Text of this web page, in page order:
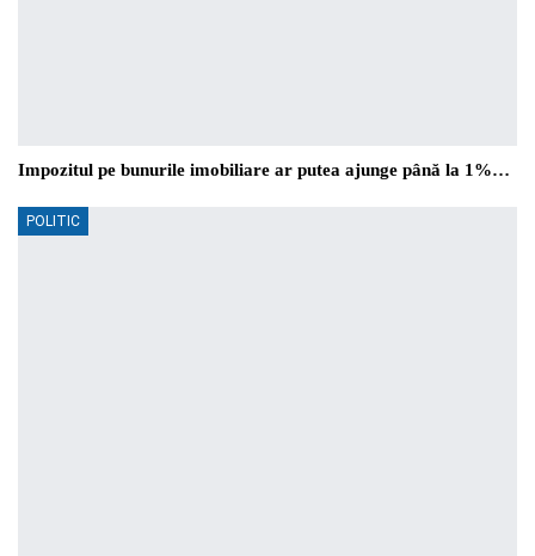
Impozitul pe bunurile imobiliare ar putea ajunge până la 1%…
POLITIC